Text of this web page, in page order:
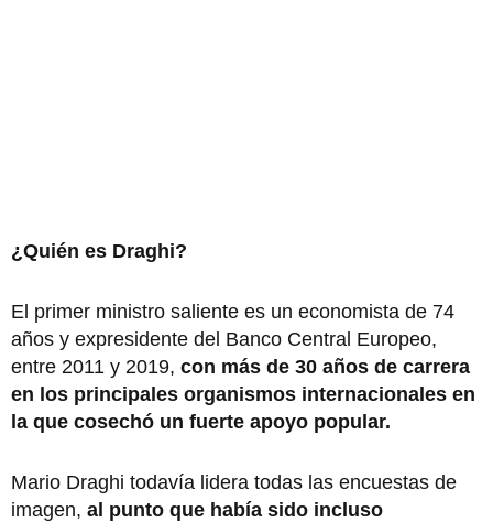
¿Quién es Draghi?
El primer ministro saliente es un economista de 74
años y expresidente del Banco Central Europeo,
entre 2011 y 2019, con más de 30 años de carrera
en los principales organismos internacionales en
la que cosechó un fuerte apoyo popular.
Mario Draghi todavía lidera todas las encuestas de
imagen, al punto que había sido incluso